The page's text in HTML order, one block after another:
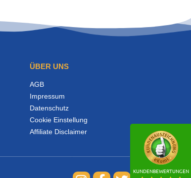
ÜBER UNS
AGB
Impressum
Datenschutz
Cookie Einstellung
Affiliate Disclaimer
KUNDENBEWERTUNGEN